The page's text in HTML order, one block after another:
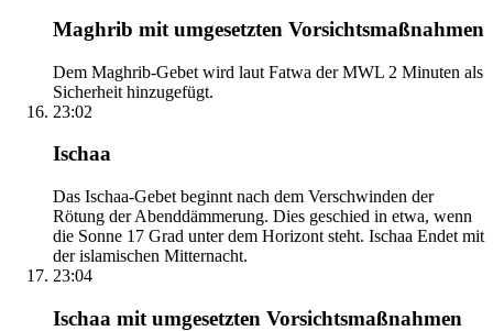
Maghrib mit umgesetzten Vorsichtsmaßnahmen
Dem Maghrib-Gebet wird laut Fatwa der MWL 2 Minuten als
Sicherheit hinzugefügt.
23:02
Ischaa
Das Ischaa-Gebet beginnt nach dem Verschwinden der
Rötung der Abenddämmerung. Dies geschied in etwa, wenn
die Sonne 17 Grad unter dem Horizont steht. Ischaa Endet mit
der islamischen Mitternacht.
23:04
Ischaa mit umgesetzten Vorsichtsmaßnahmen